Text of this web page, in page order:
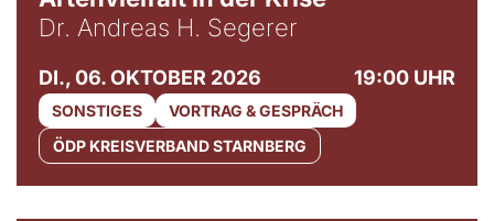
Dr. Andreas H. Segerer
DI., 06. OKTOBER 2026 19:00 UHR
SONSTIGES
VORTRAG & GESPRÄCH
ÖDP KREISVERBAND STARNBERG